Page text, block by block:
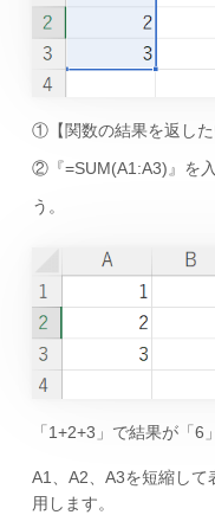
①【関数の結果を返した
②『=SUM(A1:A3)』を
う。
「1+2+3」で結果が「6
A1、A2、A3を短縮して
用します。